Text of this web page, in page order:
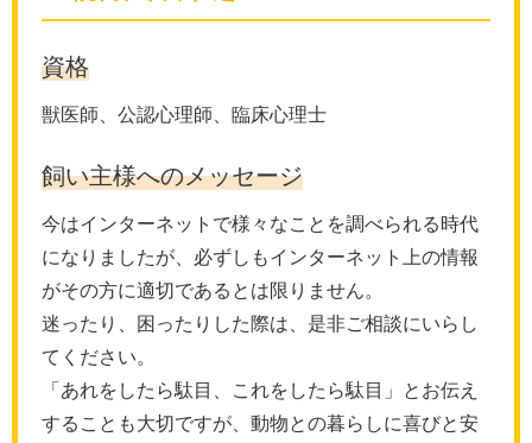
資格
獣医師、公認心理師、臨床心理士
飼い主様へのメッセージ
今はインターネットで様々なことを調べられる時代
になりましたが、必ずしもインターネット上の情報
がその方に適切であるとは限りません。
迷ったり、困ったりした際は、是非ご相談にいらし
てください。
「あれをしたら駄目、これをしたら駄目」とお伝え
することも大切ですが、動物との暮らしに喜びと安